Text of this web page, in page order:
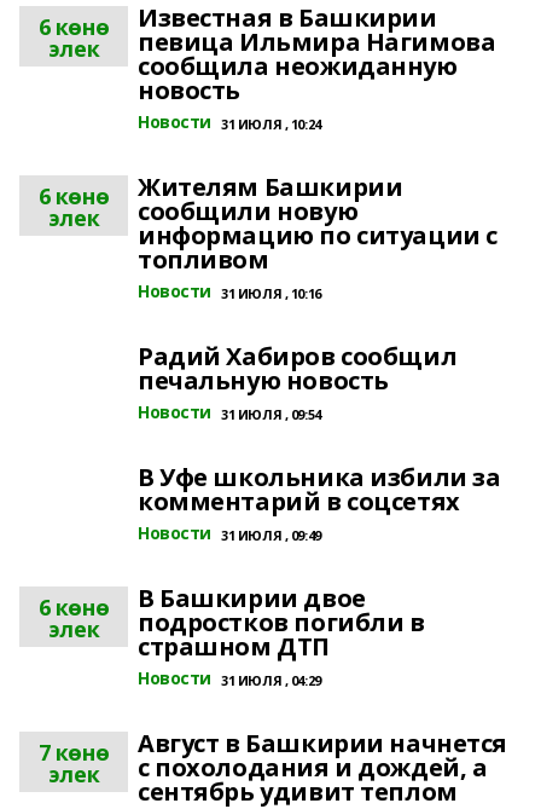
6 көнө
элек
Известная в Башкирии
певица Ильмира Нагимова
сообщила неожиданную
новость
Новости 31 ИЮЛЯ , 10:24
6 көнө
элек
Жителям Башкирии
сообщили новую
информацию по ситуации с
топливом
Новости 31 ИЮЛЯ , 10:16
Радий Хабиров сообщил
печальную новость
Новости 31 ИЮЛЯ , 09:54
В Уфе школьника избили за
комментарий в соцсетях
Новости 31 ИЮЛЯ , 09:49
6 көнө
элек
В Башкирии двое
подростков погибли в
страшном ДТП
Новости 31 ИЮЛЯ , 04:29
7 көнө
элек
Август в Башкирии начнется
с похолодания и дождей, а
сентябрь удивит теплом